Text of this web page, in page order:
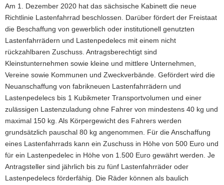
g
r
e
i
f
e
n
d
e
N
a
v
i
g
a
t
g
a
t
i
o
n
te
i
c
h
Am 1. Dezember 2020 hat das sächsische Kabinett die neue
Richtlinie Lastenfahrrad beschlossen. Darüber fördert der Freistaat
die Beschaffung von gewerblich oder institutionell genutzten
Lastenfahrrädern und Lastenpedelecs mit einem nicht
rückzahlbaren Zuschuss. Antragsberechtigt sind
Kleinstunternehmen sowie kleine und mittlere Unternehmen,
Vereine sowie Kommunen und Zweckverbände. Gefördert wird die
Neuanschaffung von fabrikneuen Lastenfahrrädern und
Lastenpedelecs bis 1 Kubikmeter Transportvolumen und einer
zulässigen Lastenzuladung ohne Fahrer von mindestens 40 kg und
maximal 150 kg. Als Körpergewicht des Fahrers werden
grundsätzlich pauschal 80 kg angenommen. Für die Anschaffung
eines Lastenfahrrads kann ein Zuschuss in Höhe von 500 Euro und
für ein Lastenpedelec in Höhe von 1.500 Euro gewährt werden. Je
Antragsteller sind jährlich bis zu fünf Lastenfahrräder oder
Lastenpedelecs förderfähig. Die Räder können als baulich